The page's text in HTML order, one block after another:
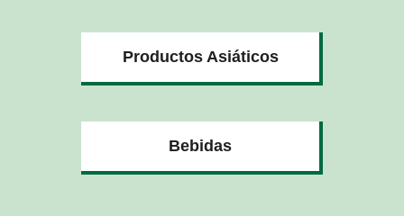
Productos Asiáticos
Bebidas